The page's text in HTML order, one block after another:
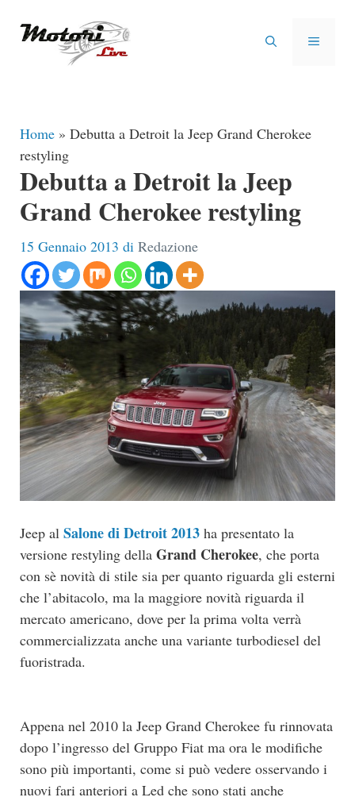
MENU
Home » Debutta a Detroit la Jeep Grand Cherokee
restyling
Debutta a Detroit la Jeep
Grand Cherokee restyling
15 Gennaio 2013 di Redazione
Jeep al Salone di Detroit 2013 ha presentato la
versione restyling della Grand Cherokee, che porta
con sè novità di stile sia per quanto riguarda gli esterni
che l’abitacolo, ma la maggiore novità riguarda il
mercato americano, dove per la prima volta verrà
commercializzata anche una variante turbodiesel del
fuoristrada.
Appena nel 2010 la Jeep Grand Cherokee fu rinnovata
dopo l’ingresso del Gruppo Fiat ma ora le modifiche
sono più importanti, come si può vedere osservando i
nuovi fari anteriori a Led che sono stati anche